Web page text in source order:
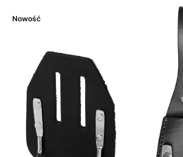
Nowość